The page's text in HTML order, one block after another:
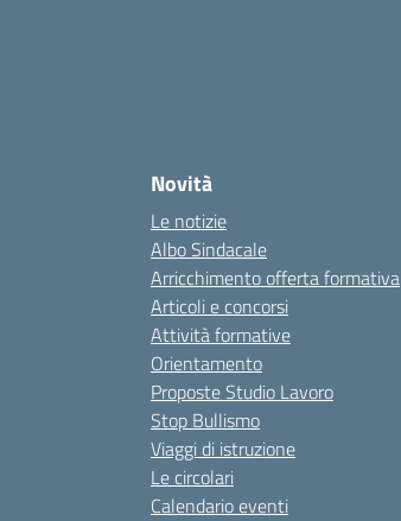
Novità
Le notizie
Albo Sindacale
Arricchimento offerta formativa
Articoli e concorsi
Attività formative
Orientamento
Proposte Studio Lavoro
Stop Bullismo
Viaggi di istruzione
Le circolari
Calendario eventi